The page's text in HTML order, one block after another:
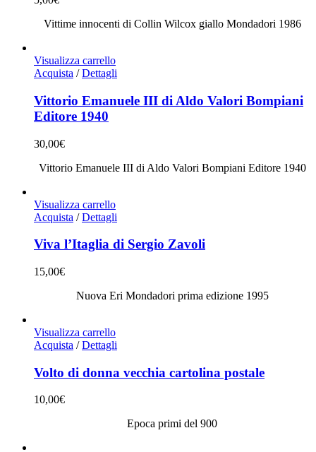
Vittime innocenti di Collin Wilcox giallo Mondadori 1986
Visualizza carrello
Acquista / Dettagli
Vittorio Emanuele III di Aldo Valori Bompiani
Editore 1940
30,00€
Vittorio Emanuele III di Aldo Valori Bompiani Editore 1940
Visualizza carrello
Acquista / Dettagli
Viva l’Itaglia di Sergio Zavoli
15,00€
Nuova Eri Mondadori prima edizione 1995
Visualizza carrello
Acquista / Dettagli
Volto di donna vecchia cartolina postale
10,00€
Epoca primi del 900